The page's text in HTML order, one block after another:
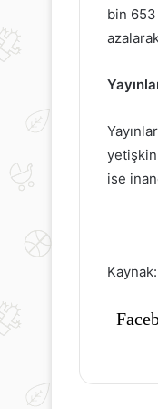
bin 653
yetişkin
ise
Alışverişte
Yolları